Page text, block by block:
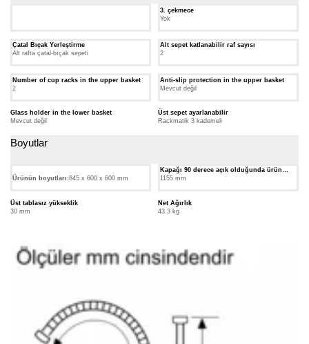
3. çekmece
Yok
Çatal Bıçak Yerleştirme
Alt rafta çatal-bıçak sepeti
Alt sepet katlanabilir raf sayısı
2
Number of cup racks in the upper basket
2
Anti-slip protection in the upper basket
Mevcut değil
Glass holder in the lower basket
Mevcut değil
Üst sepet ayarlanabilir
Rackmatik 3 kademeli
Boyutlar
Ürünün boyutları:845 x 600 x 600 mm
Kapağı 90 derece açık olduğunda ürün
derinliği
1155 mm
Üst tablasız yükseklik
30 mm
Net Ağırlık
43.3 kg